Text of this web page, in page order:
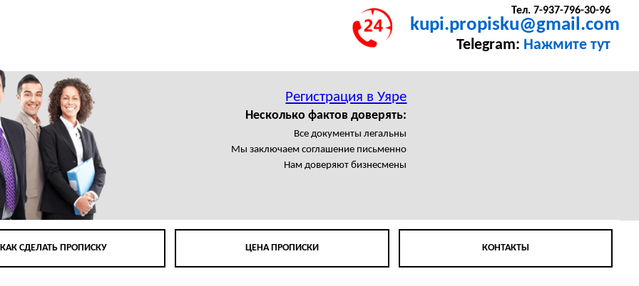
Тел. 7-937-796-30-96
kupi.propisku@gmail.com
Telegram: Нажмите тут
Регистрация в Уяре
Несколько фактов доверять:
Все документы легальны
Мы заключаем соглашение письменно
Нам доверяют бизнесмены
КАК СДЕЛАТЬ ПРОПИСКУ ЦЕНА ПРОПИСКИ КОНТАКТЫ